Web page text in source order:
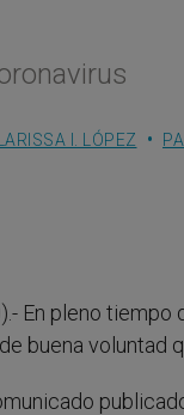
LARISSA I. LÓPEZ
En pleno
buena voluntad